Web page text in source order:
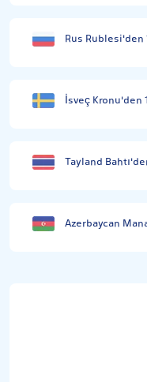
Rus Rublesi'den
İsveç Kronu'den
Tayland
Azerbaycan